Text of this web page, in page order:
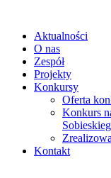
Aktualności
O nas
Zespół
Projekty
Konkursy
Oferta
Konkurs
Kontakt